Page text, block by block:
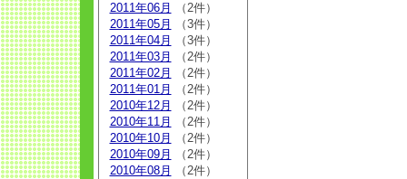
2011年06月
（2件）
2011年05月
（3件）
2011年04月
（3件）
2011年03月
（2件）
2011年02月
（2件）
2011年01月
（2件）
2010年12月
（2件）
2010年11月
（2件）
2010年10月
（2件）
2010年09月
（2件）
2010年08月
（2件）